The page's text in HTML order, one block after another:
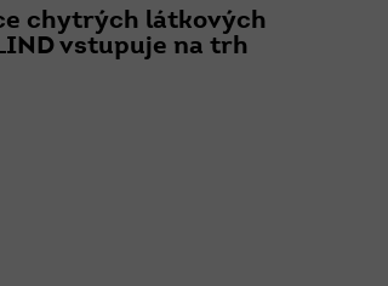
chytrých látkových
vstupuje na trh